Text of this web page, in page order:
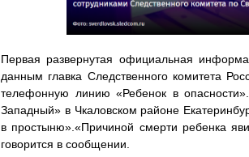
Первая развернутая официальная
данным главка Следственного комитета
телефонную линию «Ребенок в
Западный» в Чкаловском районе
в простыню».«Причиной смерти ребенка
говорится в сообщении.